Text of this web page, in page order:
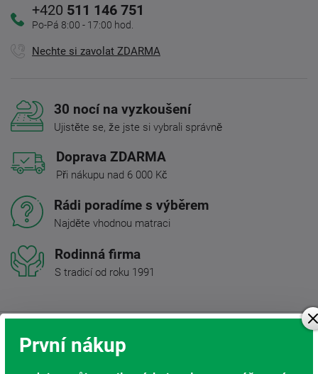
+420 511 146 751
Po-Pá 8:00 - 17:00 hod.
Nechte si zavolat ZDARMA
30 nocí na vyzkoušení
Ujistěte se, že jste si vybrali správně
Doprava ZDARMA
Při nákupu nad 6 000 Kč
Rádi poradíme s výběrem
Najděte vhodnou matraci
Rodinná firma
S tradicí od roku 1991
První nákup